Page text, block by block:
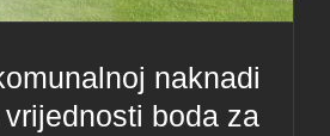
naknadi
boda za